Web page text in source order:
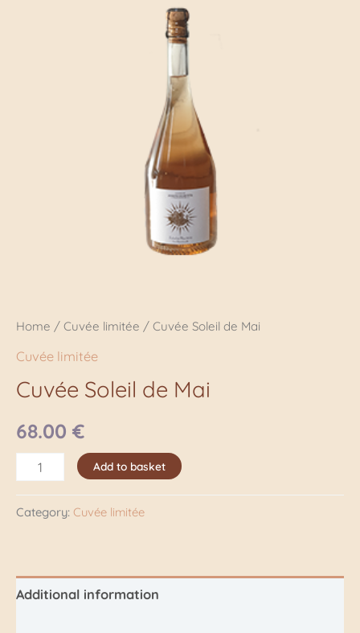
Home / Cuvée limitée / Cuvée Soleil de Mai
Cuvée limitée
Cuvée Soleil de Mai
68.00 €
Add to basket
Category: Cuvée limitée
Additional information